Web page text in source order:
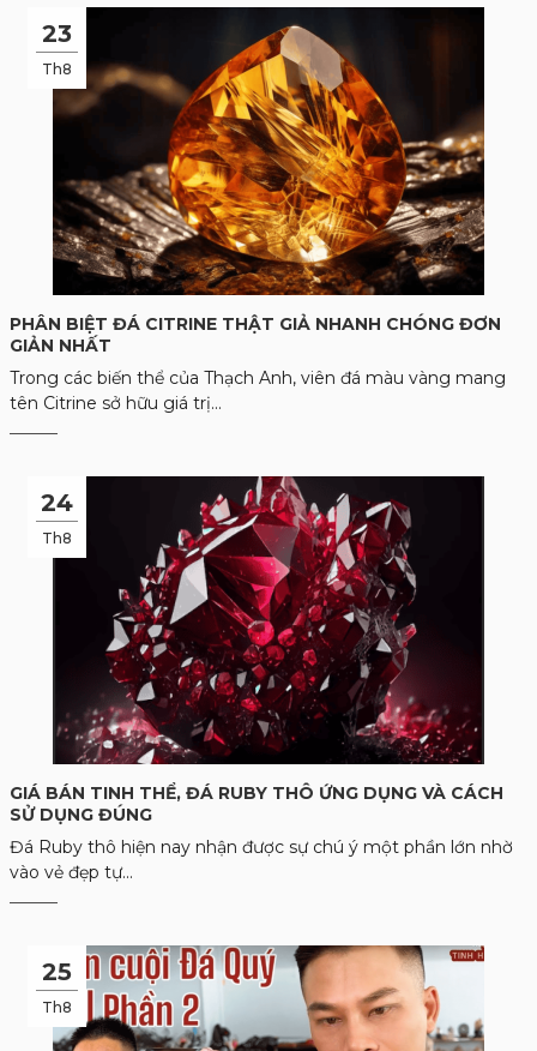
23
Th8
PHÂN BIỆT ĐÁ CITRINE THẬT GIẢ NHANH CHÓNG ĐƠN
GIẢN NHẤT
Trong các biến thể của Thạch Anh, viên đá màu vàng mang
tên Citrine sở hữu giá trị...
24
Th8
GIÁ BÁN TINH THỂ, ĐÁ RUBY THÔ ỨNG DỤNG VÀ CÁCH
SỬ DỤNG ĐÚNG
Đá Ruby thô hiện nay nhận được sự chú ý một phần lớn nhờ
vào vẻ đẹp tự...
25
Th8